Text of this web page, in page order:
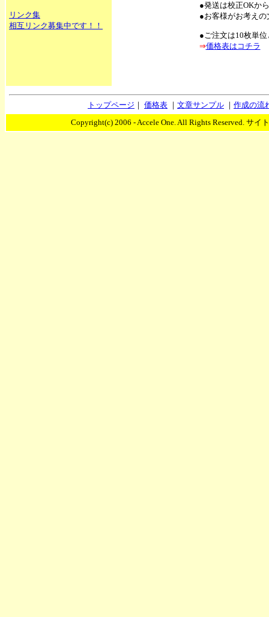
リンク集
相互リンク募集中です！！
●発送は校正OKか
●お客様がお考え
●ご注文は10枚単
⇒価格表はコチラ
トップページ ｜ 価格表 ｜ 文章サンプル ｜ 作成の流
Copyright(c) 2006 - Accele One. All Rights Reserved. サ